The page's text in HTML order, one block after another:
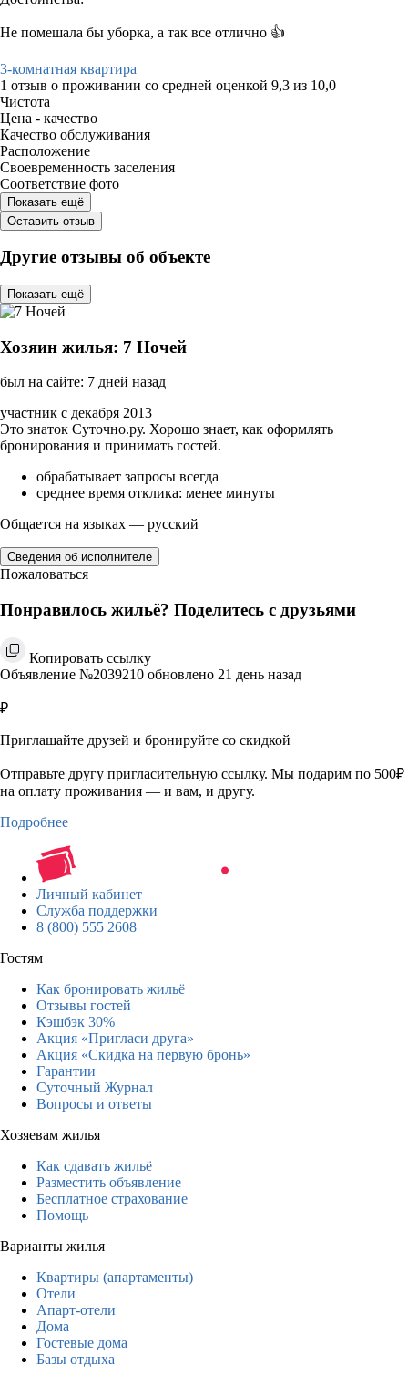
Не помешала бы уборка, а так все отлично 👍
3-комнатная квартира
1 отзыв о проживании со средней оценкой 9,3 из 10,0
Чистота
Цена - качество
Качество обслуживания
Расположение
Своевременность заселения
Соответствие фото
Показать ещё
Оставить отзыв
Другие отзывы об объекте
Показать ещё
Хозяин жилья: 7 Ночей
был на сайте: 7 дней назад
участник с декабря 2013
Это знаток Суточно.ру. Хорошо знает, как оформлять
бронирования и принимать гостей.
обрабатывает запросы всегда
среднее время отклика: менее минуты
Общается на языках — русский
Сведения об исполнителе
Пожаловаться
Понравилось жильё? Поделитесь с друзьями
Копировать ссылку
Объявление №2039210 обновлено 21 день назад
₽
Приглашайте друзей и бронируйте со скидкой
Отправьте другу пригласительную ссылку. Мы подарим по 500₽
на оплату проживания — и вам, и другу.
Подробнее
Личный кабинет
Служба поддержки
8 (800) 555 2608
Гостям
Как бронировать жильё
Отзывы гостей
Кэшбэк 30%
Акция «Пригласи друга»
Акция «Скидка на первую бронь»
Гарантии
Суточный Журнал
Вопросы и ответы
Хозяевам жилья
Как сдавать жильё
Разместить объявление
Бесплатное страхование
Помощь
Варианты жилья
Квартиры (апартаменты)
Отели
Апарт-отели
Дома
Гостевые дома
Базы отдыха